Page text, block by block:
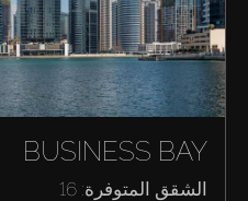
BUSINESS BAY
الشقق المتوفرة: 16